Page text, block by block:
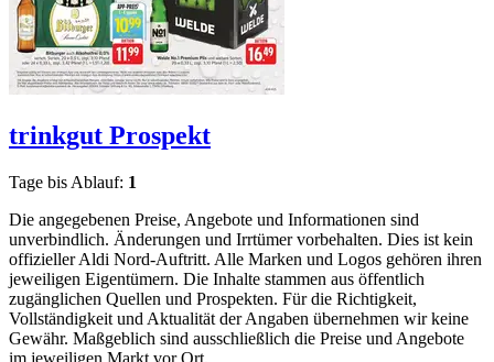
trinkgut Prospekt
Tage bis Ablauf: 1
Die angegebenen Preise, Angebote und Informationen sind
unverbindlich. Änderungen und Irrtümer vorbehalten. Dies ist kein
offizieller Aldi Nord-Auftritt. Alle Marken und Logos gehören ihren
jeweiligen Eigentümern. Die Inhalte stammen aus öffentlich
zugänglichen Quellen und Prospekten. Für die Richtigkeit,
Vollständigkeit und Aktualität der Angaben übernehmen wir keine
Gewähr. Maßgeblich sind ausschließlich die Preise und Angebote